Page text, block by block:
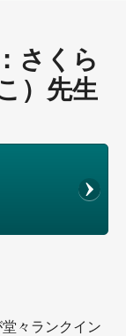
さくら
）先生
々ランクイン